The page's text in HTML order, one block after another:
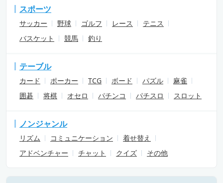
スポーツ
サッカー 野球 ゴルフ レース
テニス
バスケット
競馬 釣り
テーブル
カード ポーカー TCG ボード パズル
麻雀
囲碁
将棋 オセロ パチンコ パチスロ スロット
ノンジャンル
リズム コミュニケーション
着せ替え
アドベンチャー
チャット クイズ その他